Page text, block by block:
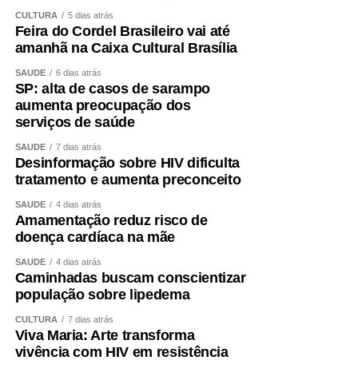
CULTURA 5 dias atrás
Feira do Cordel Brasileiro vai até
amanhã na Caixa Cultural Brasília
SAÚDE 6 dias atrás
SP: alta de casos de sarampo
aumenta preocupação dos
serviços de saúde
SAÚDE 7 dias atrás
Desinformação sobre HIV dificulta
tratamento e aumenta preconceito
SAÚDE 4 dias atrás
Amamentação reduz risco de
doença cardíaca na mãe
SAÚDE 4 dias atrás
Caminhadas buscam conscientizar
população sobre lipedema
CULTURA 7 dias atrás
Viva Maria: Arte transforma
vivência com HIV em resistência